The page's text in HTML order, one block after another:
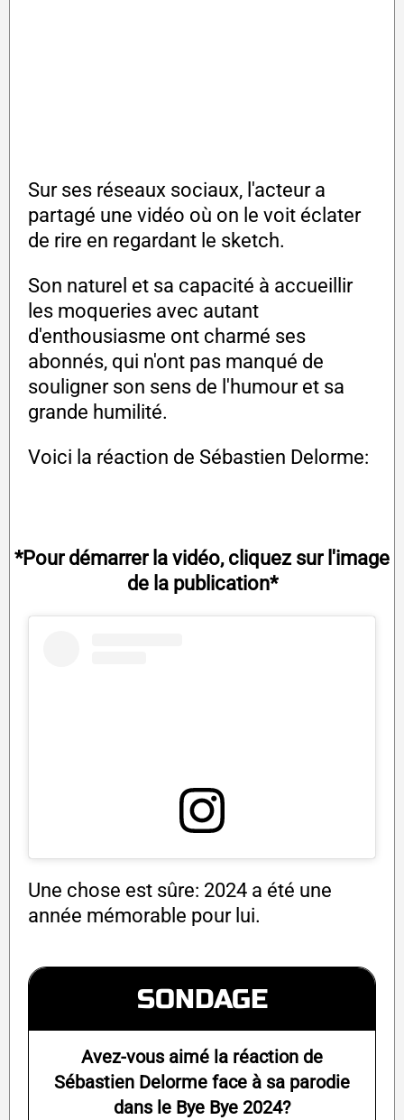
Sur ses réseaux sociaux, l'acteur a
partagé une vidéo où on le voit éclater
de rire en regardant le sketch.
Son naturel et sa capacité à accueillir
les moqueries avec autant
d'enthousiasme ont charmé ses
abonnés, qui n'ont pas manqué de
souligner son sens de l'humour et sa
grande humilité.
Voici la réaction de Sébastien Delorme:
*Pour démarrer la vidéo, cliquez sur l'image
de la publication*
Une chose est sûre: 2024 a été une
année mémorable pour lui.
SONDAGE
Avez-vous aimé la réaction de
Sébastien Delorme face à sa parodie
dans le Bye Bye 2024?